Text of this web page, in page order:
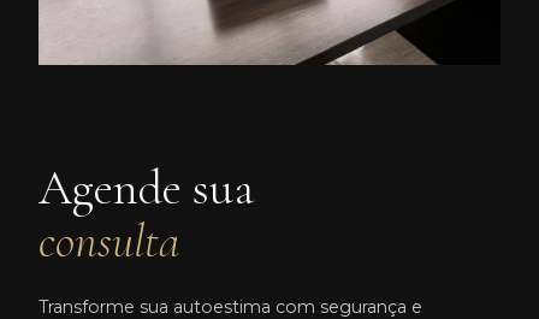
Agende sua
consulta
Transforme sua autoestima com segurança e